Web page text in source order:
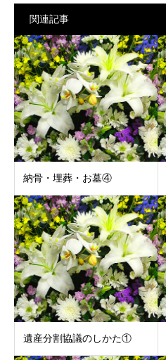
関連記事
納骨・埋葬・お墓④
遺産分割協議のしかた①